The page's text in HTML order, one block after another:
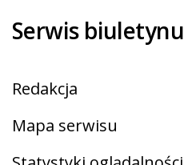
Serwis biuletynu
Redakcja
Mapa serwisu